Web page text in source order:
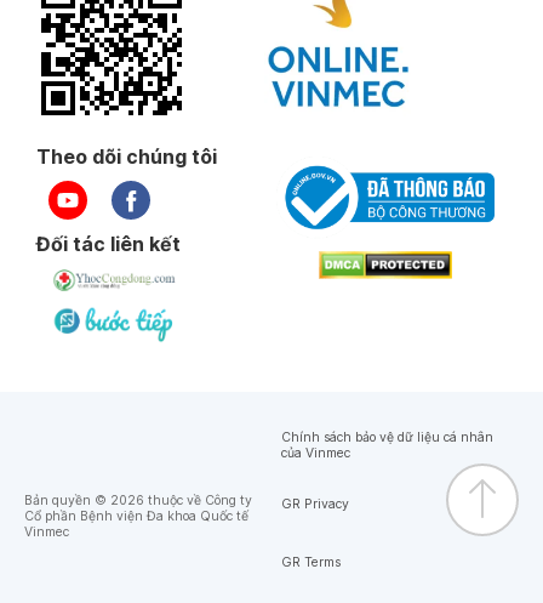
Theo dõi chúng tôi
Đối tác liên kết
Bản quyền © 2026 thuộc về Công ty
Cổ phần Bệnh viện Đa khoa Quốc tế
Vinmec
Chính sách bảo vệ dữ liệu cá nhân
của Vinmec
GR Privacy
GR Terms